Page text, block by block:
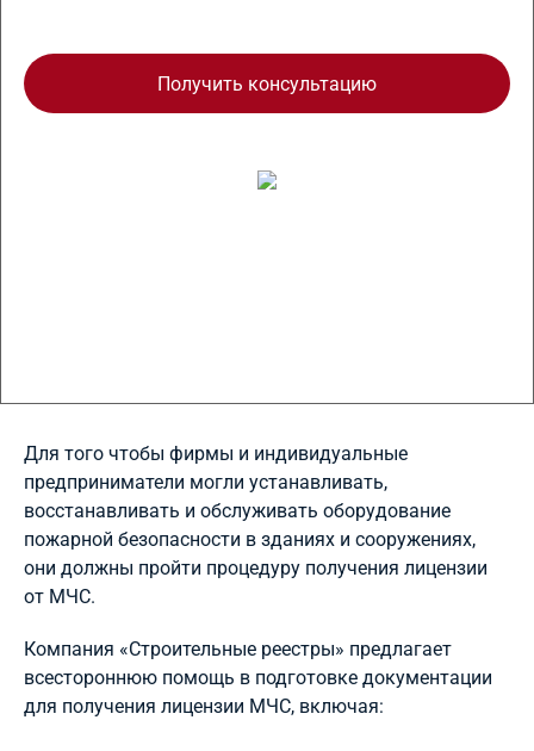
Получить консультацию
Для того чтобы фирмы и индивидуальные
предприниматели могли устанавливать,
восстанавливать и обслуживать оборудование
пожарной безопасности в зданиях и сооружениях,
они должны пройти процедуру получения лицензии
от МЧС.
Компания «Строительные реестры» предлагает
всестороннюю помощь в подготовке документации
для получения лицензии МЧС, включая: